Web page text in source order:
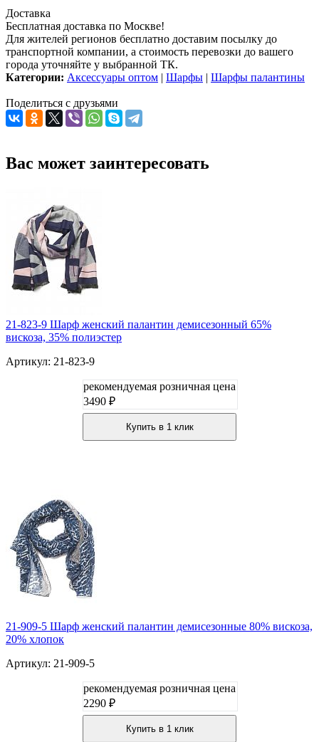
Доставка
Бесплатная доставка по Москве!
Для жителей регионов бесплатно доставим посылку до
транспортной компании, а стоимость перевозки до вашего
города уточняйте у выбранной ТК.
Категории: Аксессуары оптом | Шарфы | Шарфы палантины
Поделиться с друзьями
Вас может заинтересовать
21-823-9 Шарф женский палантин демисезонный 65%
вискоза, 35% полиэстер
Артикул: 21-823-9
рекомендуемая розничная цена
3490 ₽
Купить в 1 клик
21-909-5 Шарф женский палантин демисезонные 80% вискоза,
20% хлопок
Артикул: 21-909-5
рекомендуемая розничная цена
2290 ₽
Купить в 1 клик